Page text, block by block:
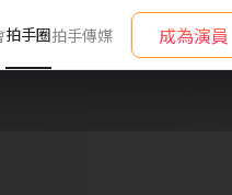
拍手圈拍手傳媒 成為演員